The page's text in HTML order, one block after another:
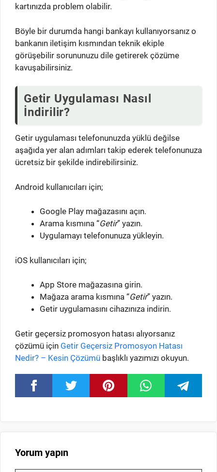
kartınızda problem olabilir.
Böyle bir durumda hangi bankayı kullanıyorsanız o
bankanın iletişim kısmından teknik ekiple
görüşebilir sorununuzu dile getirerek çözüme
kavuşabilirsiniz.
Getir Uygulaması Nasıl
İndirilir?
Getir uygulaması telefonunuzda yüklü değilse
aşağıda yer alan adımları takip ederek telefonunuza
ücretsiz bir şekilde indirebilirsiniz.
Android kullanıcıları için;
Google Play mağazasını açın.
Arama kısmına “Getir” yazın.
Uygulamayı telefonunuza yükleyin.
iOS kullanıcıları için;
App Store mağazasına girin.
Mağaza arama kısmına “Getir” yazın.
Getir uygulamasını cihazınıza indirin.
Getir geçersiz promosyon hatası alıyorsanız
çözümü için Getir Geçersiz Promosyon Hatası
Nedir? – Kesin Çözümü başlıklı yazımızı okuyun.
Yorum yapın